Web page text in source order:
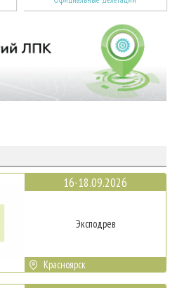
16-18.09.2026
Эксподрев
Красноярск